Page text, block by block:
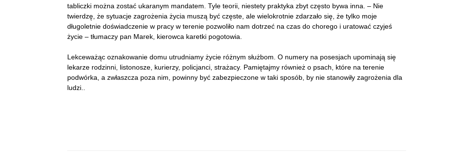
tabliczki można zostać ukaranym mandatem. Tyle teorii, niestety praktyka zbyt często bywa inna. – Nie
twierdzę, że sytuacje zagrożenia życia muszą być częste, ale wielokrotnie zdarzało się, że tylko moje
długoletnie doświadczenie w pracy w terenie pozwoliło nam dotrzeć na czas do chorego i uratować czyjeś
życie – tłumaczy pan Marek, kierowca karetki pogotowia.
Lekceważąc oznakowanie domu utrudniamy życie różnym służbom. O numery na posesjach upominają się
lekarze rodzinni, listonosze, kurierzy, policjanci, strażacy. Pamiętajmy również o psach, które na terenie
podwórka, a zwłaszcza poza nim, powinny być zabezpieczone w taki sposób, by nie stanowiły zagrożenia dla
ludzi..